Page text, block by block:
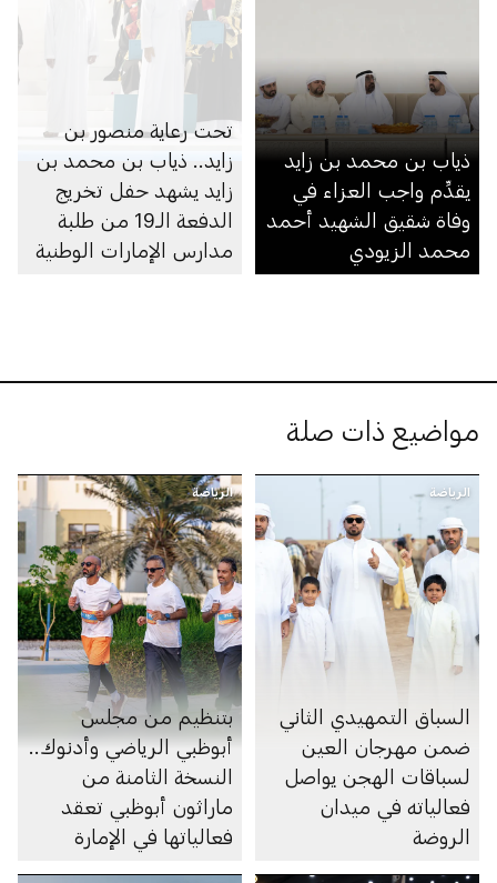
ذياب بن محمد بن زايد
يقدِّم واجب العزاء في
وفاة شقيق الشهيد أحمد
محمد الزيودي
تحت رعاية منصور بن
زايد.. ذياب بن محمد بن
زايد يشهد حفل تخريج
الدفعة الـ19 من طلبة
مدارس الإمارات الوطنية
مواضيع ذات صلة
الرياضة
السباق التمهيدي الثاني
ضمن مهرجان العين
لسباقات الهجن يواصل
فعالياته في ميدان
الروضة
الرياضة
بتنظيم من مجلس
أبوظبي الرياضي وأدنوك..
النسخة الثامنة من
ماراثون أبوظبي تعقد
فعالياتها في الإمارة